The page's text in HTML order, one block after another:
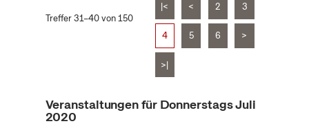
Treffer 31–40 von 150
|< < 2 3
4 5 6 >
>|
Veranstaltungen für Donnerstags Juli
2020